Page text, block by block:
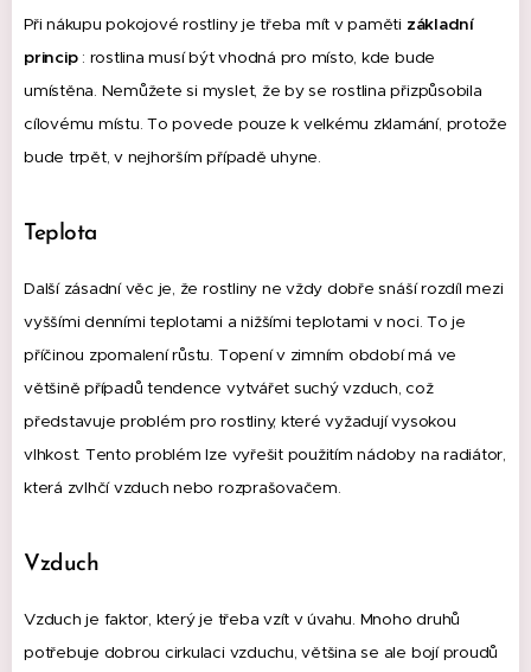
Při nákupu pokojové rostliny je třeba mít v paměti základní
princip: rostlina musí být vhodná pro místo, kde bude
umístěna. Nemůžete si myslet, že by se rostlina přizpůsobila
cílovému místu.To povede pouze k velkému zklamání, protože
bude trpět, v nejhorším případě uhyne.
Teplota
Další zásadní věc je, že rostliny ne vždy dobře snáší rozdíl mezi
vyššími denními teplotami a nižšími teplotami v noci.To je
příčinou zpomalení růstu. Topení v zimním období má ve
většině případů tendence vytvářet suchý vzduch, což
představuje problém pro rostliny, které vyžadují vysokou
vlhkost. Tento problém lze vyřešit použitím nádoby na radiátor,
která zvlhčí vzduch nebo rozprašovačem.
Vzduch
Vzduch je faktor, který je třeba vzít v úvahu. Mnoho druhů
potřebuje dobrou cirkulaci vzduchu, většina se ale bojí proudů